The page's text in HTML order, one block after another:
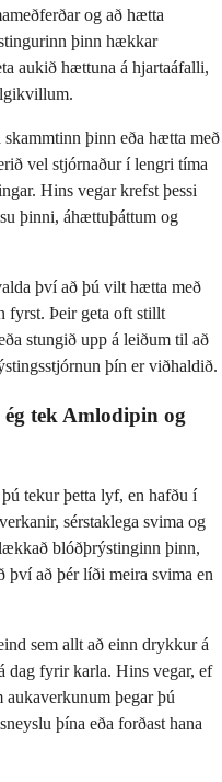
og að hætta
þinn hækkar
aukið hættuna á hjartaáfalli,
þinn eða hætta með
vel stjórnaður í lengri tíma
Hins vegar krefst þessi
þinni, áhættuþáttum og
því að þú vilt hætta með
fyrst. Þeir geta oft stillt
stungið upp á leiðum til að
þín er viðhaldið.
tek Amlodipin og
tekur þetta lyf, en hafðu í
sérstaklega svima og
blóðþrýstinginn þinn,
því að þér líði meira svima en
sem allt að einn drykkur á
fyrir karla. Hins vegar, ef
þegar þú
þína eða forðast hana